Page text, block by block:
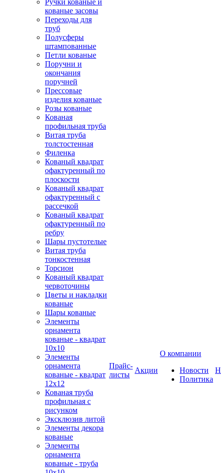
Ручки кованые и
кованые засовы
Переходы для
труб
Полусферы
штампованные
Петли кованые
Поручни и
окончания
поручней
Прессовые
изделия кованые
Розы кованые
Кованая
профильная труба
Витая труба
толстостенная
Филенка
Кованый квадрат
офактуренный по
плоскости
Кованый квадрат
офактуренный с
рассечкой
Кованый квадрат
офактуренный по
ребру
Шары пустотелые
Витая труба
тонкостенная
Торсион
Кованый квадрат
червоточины
Цветы и накладки
кованые
Шары кованые
Элементы
орнамента
кованые - квадрат
10х10
Элементы
орнамента
кованые - квадрат
12х12
Кованая труба
профильная с
рисунком
Эксклюзив литой
Элементы декора
кованые
Элементы
орнамента
кованые - труба
Прайс-
листы
Акции
О компании
Новости
Политика